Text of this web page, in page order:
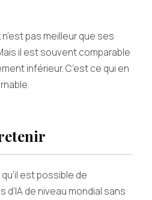
pas meilleur que ses
il est souvent comparable
inférieur. C’est ce qui en
est possible de
de niveau mondial sans